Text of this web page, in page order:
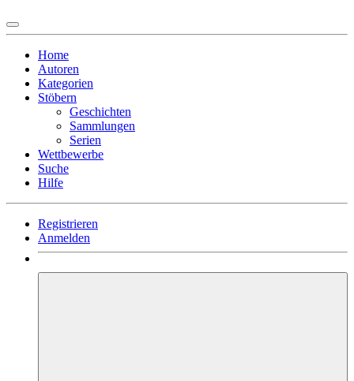
Home
Autoren
Kategorien
Stöbern
Geschichten
Sammlungen
Serien
Wettbewerbe
Suche
Hilfe
Registrieren
Anmelden